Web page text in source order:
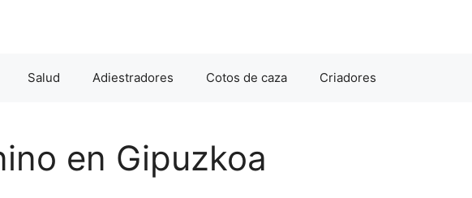
Salud Adiestradores Cotos de caza Criadores
en Gipuzkoa